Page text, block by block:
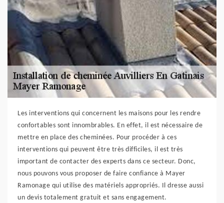
Les interventions qui concernent les maisons pour les rendre
confortables sont innombrables. En effet, il est nécessaire de
mettre en place des cheminées. Pour procéder à ces
interventions qui peuvent être très difficiles, il est très
important de contacter des experts dans ce secteur. Donc,
nous pouvons vous proposer de faire confiance à Mayer
Ramonage qui utilise des matériels appropriés. Il dresse aussi
un devis totalement gratuit et sans engagement.